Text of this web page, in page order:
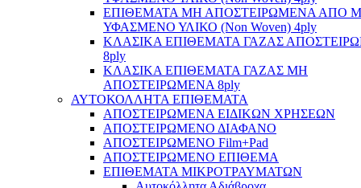
ΕΠΙΘΕΜΑΤΑ ΜΗ ΑΠΟΣΤΕΙΡΩΜΕΝΑ ΑΠΟ
ΥΦΑΣΜΕΝΟ ΥΛΙΚΟ (Non Woven) 4ply
ΚΛΑΣΙΚΑ ΕΠΙΘΕΜΑΤΑ ΓΑΖΑΣ
8ply
ΚΛΑΣΙΚΑ ΕΠΙΘΕΜΑΤΑ ΓΑΖΑΣ ΜΗ
ΑΠΟΣΤΕΙΡΩΜΕΝΑ 8ply
ΑΥΤΟΚΟΛΛΗΤΑ ΕΠΙΘΕΜΑΤΑ
ΑΠΟΣΤΕΙΡΩΜΕΝΑ ΕΙΔΙΚΩΝ ΧΡΗΣΕΩΝ
ΑΠΟΣΤΕΙΡΩΜΕΝΟ ΔΙΑΦΑΝΟ
ΑΠΟΣΤΕΙΡΩΜΕΝΟ Film+Pad
ΑΠΟΣΤΕΙΡΩΜΕΝΟ ΕΠΙΘΕΜΑ
ΕΠΙΘΕΜΑΤΑ ΜΙΚΡΟΤΡΑΥΜΑΤΩΝ